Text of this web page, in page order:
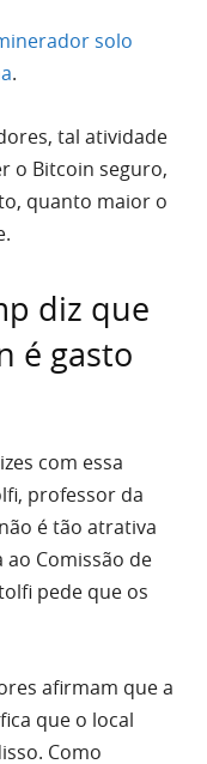
solo
.
tal atividade
o Bitcoin seguro,
quanto maior o
diz que
é gasto
com essa
professor da
é tão atrativa
ao Comissão de
pede que os
afirmam que a
que o local
Como